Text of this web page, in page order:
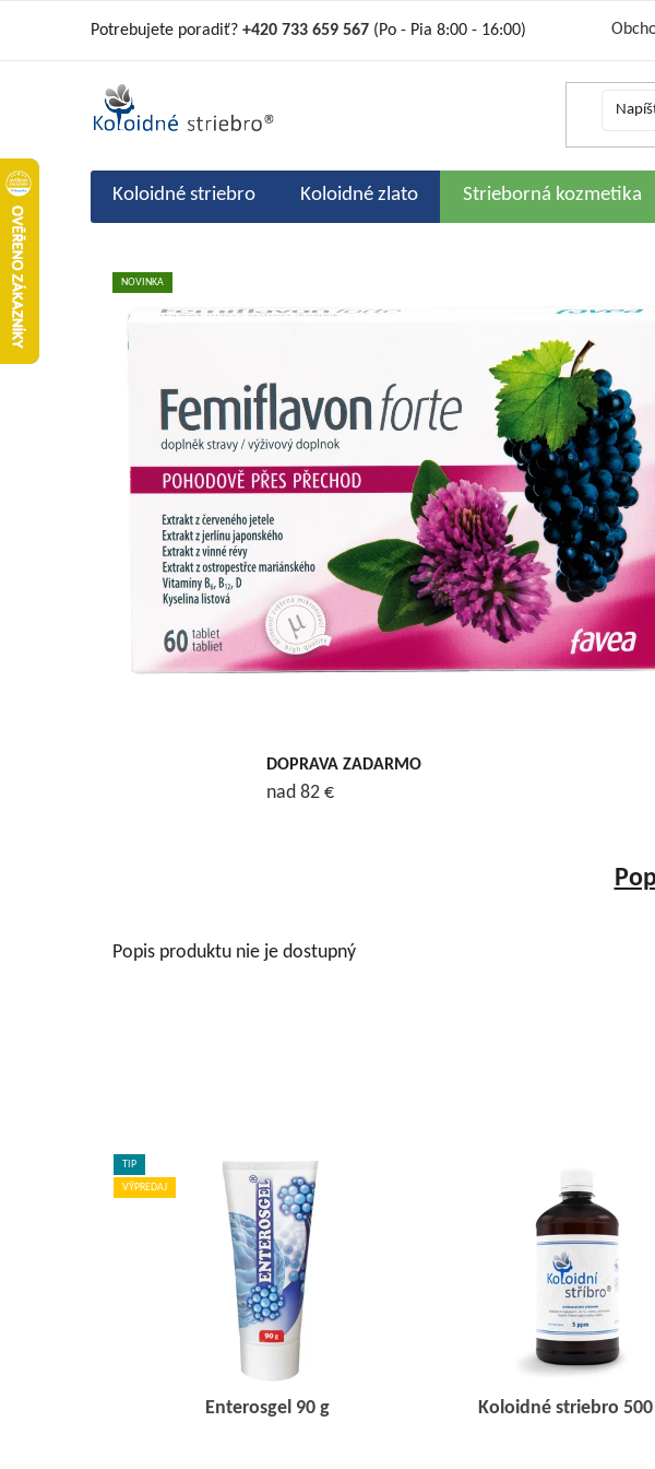
Potrebujete poradiť? +420 733 659 567 (Po - Pia 8:00 - 16:00)
Koloidné striebro Koloidné zlato Strieborná kozmetika
NOVINKA
DOPRAVA ZADARMO
nad 82 €
Popis produktu nie je dostupný
TIP
VÝPREDAJ
Enterosgel 90 g Koloidné striebro